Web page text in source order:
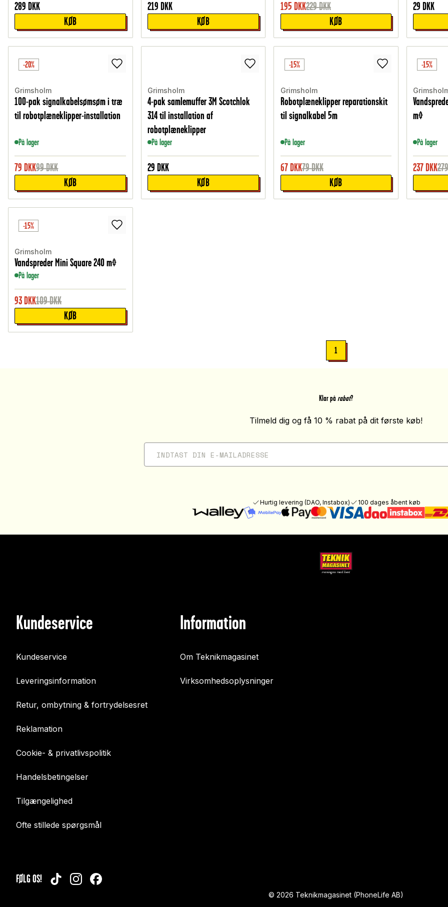
289 DKK
KØB
219 DKK
KØB
195 DKK229DKK
KØB
29 DKK
-20%
Grimsholm
100-pak signalkabelsømsøm i træ
til robotplæneklipper-installation
På lager
79 DKK99DKK
KØB
Grimsholm
4-pak samlemuffer 3M Scotchlok
314 til installation af
robotplæneklipper
På lager
29 DKK
KØB
-15%
Grimsholm
Robotplæneklipper reparationskit
til signalkabel 5m
På lager
67 DKK79DKK
KØB
-15%
m²
På lager
237 DKK
-15%
Grimsholm
Vandspreder Mini Square 240 m²
På lager
93 DKK109DKK
KØB
1
Klar på rabat?
Tilmeld dig og få 10 % rabat på dit første køb!
Hurtig levering (DAO, Instabox) 100 dages åbent køb
Kundeservice
Kundeservice
Leveringsinformation
Retur, ombytning & fortrydelsesret
Reklamation
Cookie- & privatlivspolitik
Handelsbetingelser
Tilgængelighed
Ofte stillede spørgsmål
Information
Om Teknikmagasinet
Virksomhedsoplysninger
FØLG OS! TIKTOKINSTAGRAMFACEBOOK
© 2026 Teknikmagasinet (PhoneLife AB)